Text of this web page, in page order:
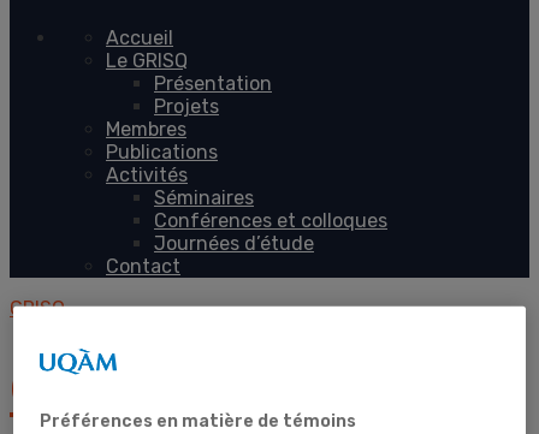
Accueil
Le GRISQ
Présentation
Projets
Membres
Publications
Activités
Séminaires
Conférences et colloques
Journées d’étude
Contact
GRISQ
GRISQ
Préférences en matière de témoins